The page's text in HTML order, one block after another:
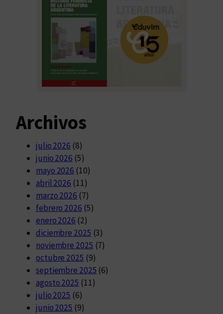
Archivos
julio 2026 (8)
junio 2026 (5)
mayo 2026 (10)
abril 2026 (11)
marzo 2026 (7)
febrero 2026 (5)
enero 2026 (2)
diciembre 2025 (3)
noviembre 2025 (7)
octubre 2025 (9)
septiembre 2025 (6)
agosto 2025 (11)
julio 2025 (6)
junio 2025 (9)